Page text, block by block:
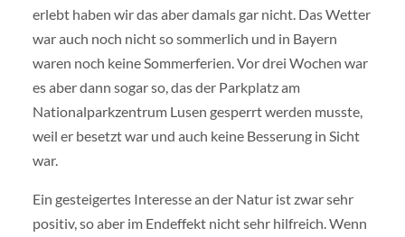
erlebt haben wir das aber damals gar nicht. Das Wetter
war auch noch nicht so sommerlich und in Bayern
waren noch keine Sommerferien. Vor drei Wochen war
es aber dann sogar so, das der Parkplatz am
Nationalparkzentrum Lusen gesperrt werden musste,
weil er besetzt war und auch keine Besserung in Sicht
war.
Ein gesteigertes Interesse an der Natur ist zwar sehr
positiv, so aber im Endeffekt nicht sehr hilfreich. Wenn